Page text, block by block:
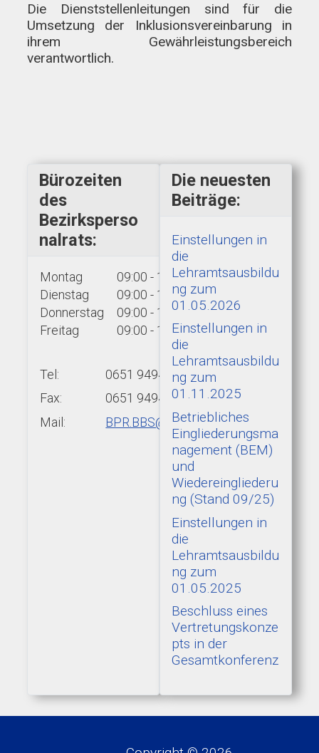
Die Dienststellenleitungen sind für die
Umsetzung der Inklusionsvereinbarung in
ihrem Gewährleistungsbereich
verantwortlich.
Bürozeiten
des
Bezirksperso
nalrats:
Montag
09:00 - 15:00 Uhr
Dienstag
09:00 - 15:00 Uhr
Donnerstag
09:00 - 15:00 Uhr
Freitag
09:00 - 13:00 Uhr
Tel:
0651 9494-439
Fax:
0651 9494-422
Mail:
BPR.BBS@add.rlp.de
Die neuesten
Beiträge:
Einstellungen in
die
Lehramtsausbildu
ng zum
01.05.2026
Einstellungen in
die
Lehramtsausbildu
ng zum
01.11.2025
Betriebliches
Eingliederungsma
nagement (BEM)
und
Wiedereingliederu
ng (Stand 09/25)
Einstellungen in
die
Lehramtsausbildu
ng zum
01.05.2025
Beschluss eines
Vertretungskonze
pts in der
Gesamtkonferenz